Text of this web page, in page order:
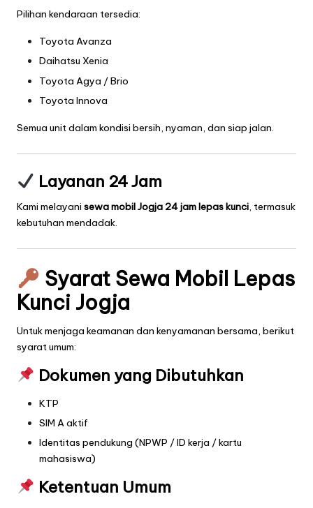
Pilihan kendaraan tersedia:
Toyota Avanza
Daihatsu Xenia
Toyota Agya / Brio
Toyota Innova
Semua unit dalam kondisi bersih, nyaman, dan siap jalan.
Layanan 24 Jam
Kami melayani sewa mobil Jogja 24 jam lepas kunci, termasuk
kebutuhan mendadak.
Syarat Sewa Mobil Lepas
Kunci Jogja
Untuk menjaga keamanan dan kenyamanan bersama, berikut
syarat umum:
Dokumen yang Dibutuhkan
KTP
SIM A aktif
Identitas pendukung (NPWP / ID kerja / kartu
mahasiswa)
Ketentuan Umum